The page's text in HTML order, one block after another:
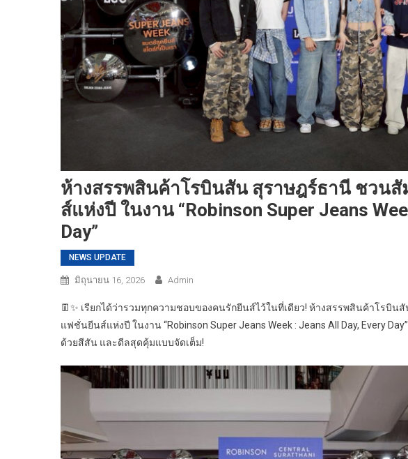
ห้างสรรพสินค้าโรบินสัน สุราษฎร์ธานี ชวน
ส์แห่งปี ในงาน “Robinson Super Jeans
Day”
NEWS UPDATE
มิถุนายน 16, 2026 Admin
👖✨ เรียกได้ว่ารวมทุกความชอบของคนรักยีนส์ไว้ในที่เดียว! ห้างสรรพสินค้าโรบิ
แฟชั่นยีนส์แห่งปี ในงาน “Robinson Super Jeans Week : Jeans All Day, Every
ด้วยสีสัน และดีลสุดคุ้มแบบจัดเต็ม!